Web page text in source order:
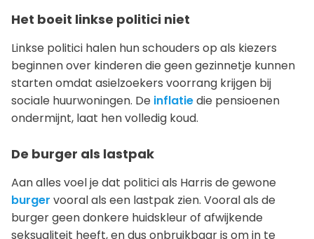
Het boeit linkse politici niet
Linkse politici halen hun schouders op als kiezers
beginnen over kinderen die geen gezinnetje kunnen
starten omdat asielzoekers voorrang krijgen bij
sociale huurwoningen. De inflatiedie pensioenen
ondermijnt, laat hen volledig koud.
De burger als lastpak
Aan alles voel je dat politici als Harris de gewone
burger vooral als een lastpak zien. Vooral als de
burger geen donkere huidskleur of afwijkende
seksualiteit heeft, en dus onbruikbaar is om in te